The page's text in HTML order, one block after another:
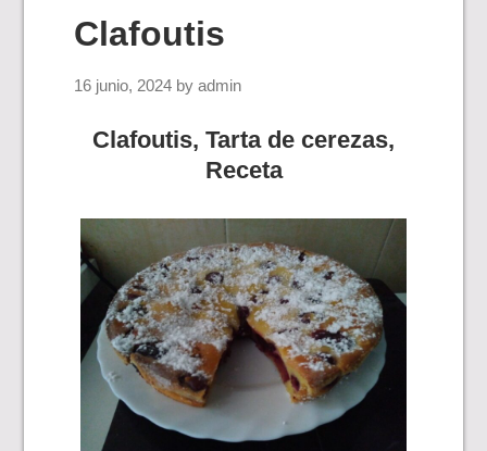
Clafoutis
16 junio, 2024 byadmin
Clafoutis, Tarta de cerezas,
Receta